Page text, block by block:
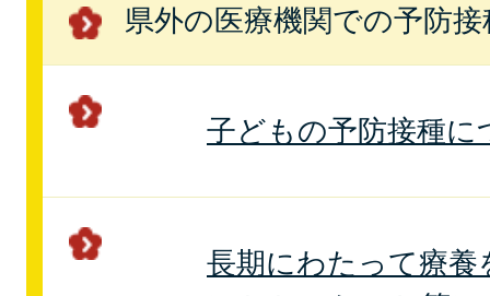
県外の医療機関での予防
子どもの予防接種に
長期にわたって療養